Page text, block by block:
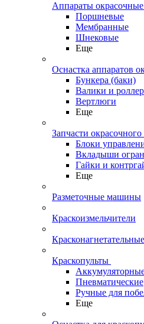
Аппараты окрасочные
Поршневые
Мембранные
Шнековые
Еще
Оснастка аппаратов
Бункера (баки)
Валики и
Вертлюги
Еще
Запчасти
Блоки
Вкладыши
Гайки и
Еще
Разметочные машины
Краскоизмельчители
Краскопульты
Пневматические
Ручные для
Еще